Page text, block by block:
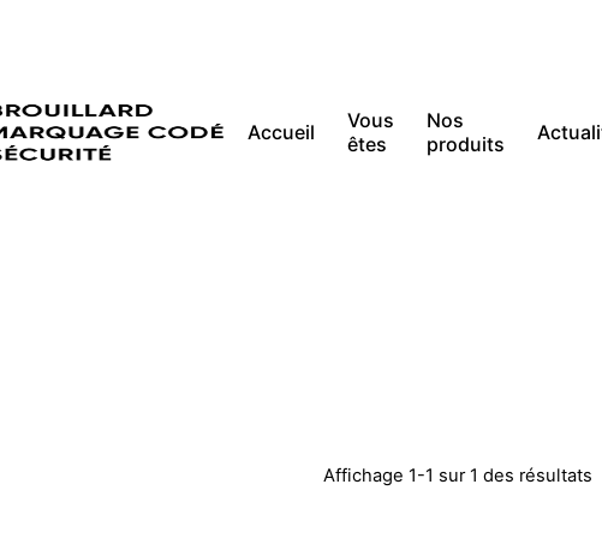
Accueil
Vous
êtes
Nos
produits
Affichage 1-1 sur 1 des résultats